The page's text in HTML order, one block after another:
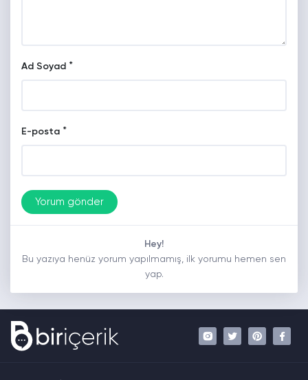
Ad Soyad *
E-posta *
Hey!
Bu yazıya henüz yorum yapılmamış, ilk yorumu hemen sen
yap.